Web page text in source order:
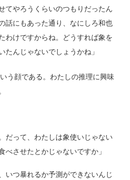
てやろうくらいのつもりだったん
話にもあった通り、なにしろ和也
わけですからね。どうすれば象を
んじゃないでしょうかね」
う顔である。わたしの推理に興味
だって、わたしは象使いじゃない
させたとかじゃないですか」
いつ暴れるか予測ができないんじ